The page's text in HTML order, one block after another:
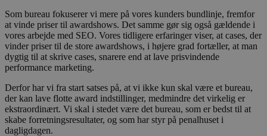
Som bureau fokuserer vi mere på vores kunders bundlinje, fremfor
at vinde priser til awardshows. Det samme gør sig også gældende i
vores arbejde med SEO. Vores tidligere erfaringer viser, at cases, der
vinder priser til de store awardshows, i højere grad fortæller, at man
dygtig til at skrive cases, snarere end at lave prisvindende
performance marketing.
Derfor har vi fra start satses på, at vi ikke kun skal være et bureau,
der kan lave flotte award indstillinger, medmindre det virkelig er
ekstraordinært. Vi skal i stedet være det bureau, som er bedst til at
skabe forretningsresultater, og som har styr på penalhuset i
dagligdagen.